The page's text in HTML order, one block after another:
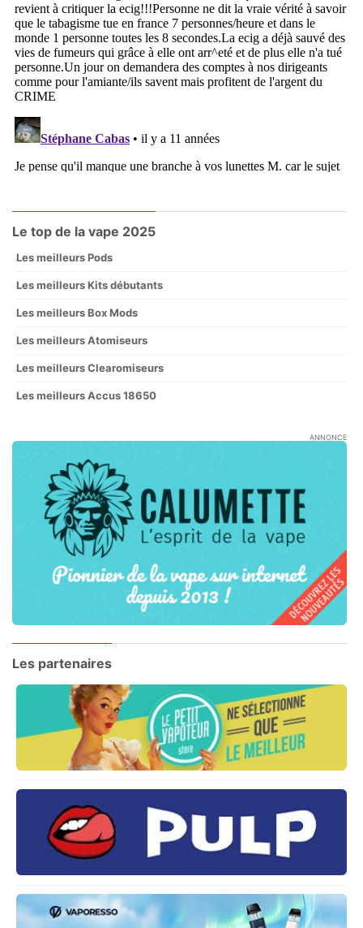
Le top de la vape 2025
Les meilleurs Pods
Les meilleurs Kits débutants
Les meilleurs Box Mods
Les meilleurs Atomiseurs
Les meilleurs Clearomiseurs
Les meilleurs Accus 18650
ANNONCE
Les partenaires